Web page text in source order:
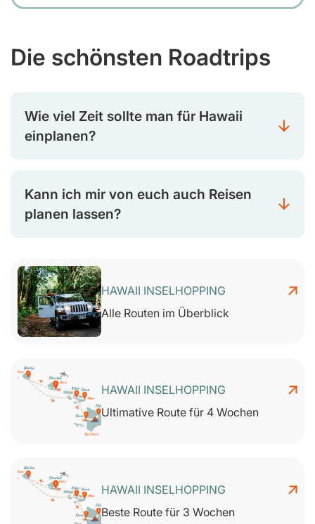
Die schönsten Roadtrips
Wie viel Zeit sollte man für Hawaii
einplanen?
Kann ich mir von euch auch Reisen
planen lassen?
HAWAII INSELHOPPING
Alle Routen im Überblick
HAWAII INSELHOPPING
Ultimative Route für 4 Wochen
HAWAII INSELHOPPING
Beste Route für 3 Wochen